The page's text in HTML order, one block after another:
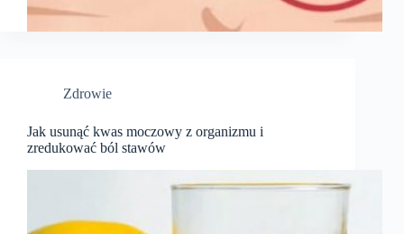
Zdrowie
Jak usunąć kwas moczowy z organizmu i
zredukować ból stawów